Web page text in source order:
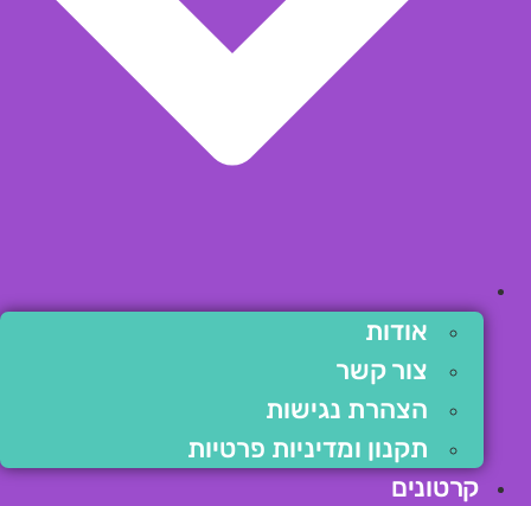
אודות
צור קשר
הצהרת נגישות
תקנון ומדיניות פרטיות
קרטונים